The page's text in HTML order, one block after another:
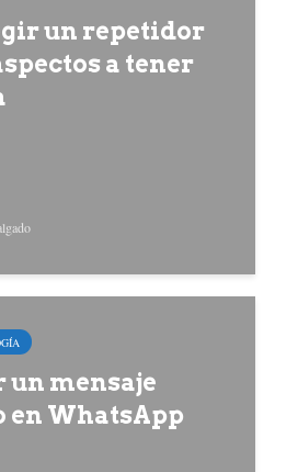
un repetidor
a tener
un mensaje
en WhatsApp